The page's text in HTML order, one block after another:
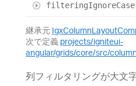
filteringIgnoreCase
継承元
次で定義 projects/igniteui-
angular/grids/core/src/
列フィルタリングが大文